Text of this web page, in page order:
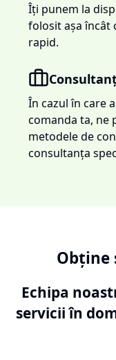
Îți punem la
folosit așa încât
rapid.
În cazul în care
comanda ta, ne
metodele de
consultanța
Obține
Echipa
servicii în